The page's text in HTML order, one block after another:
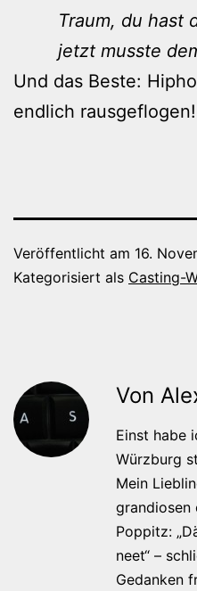
Traum, du hast
jetzt musste
Und das Beste:
endlich rausgeflogen!
Veröffentlicht am 16.
Kategorisiert als Casting-
Von
Einst habe
Würzburg
Mein
grandiosen
Poppitz:
neet“ –
Gedanken